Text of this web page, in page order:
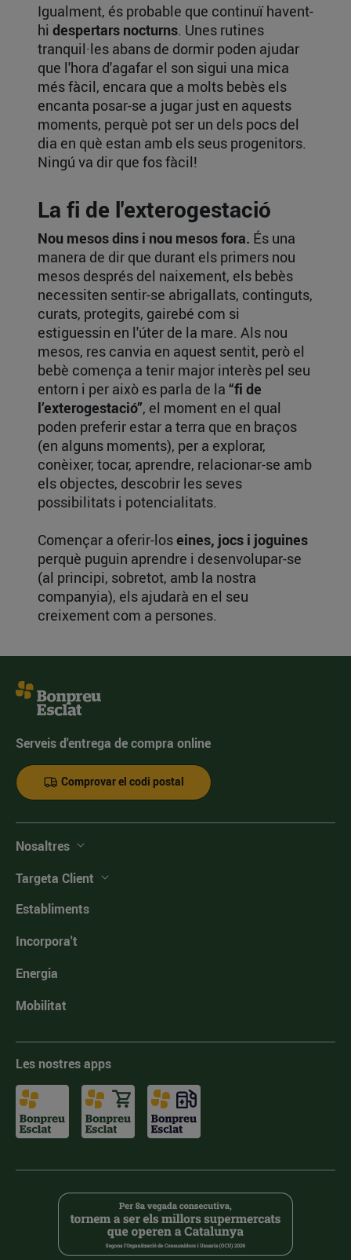
Igualment, és probable que continuï havent-
hi despertars nocturns. Unes rutines
tranquil·les abans de dormir poden ajudar
que l'hora d'agafar el son sigui una mica
més fàcil, encara que a molts bebès els
encanta posar-se a jugar just en aquests
moments, perquè pot ser un dels pocs del
dia en què estan amb els seus progenitors.
Ningú va dir que fos fàcil!
La fi de l'exterogestació
Nou mesos dins i nou mesos fora. És una
manera de dir que durant els primers nou
mesos després del naixement, els bebès
necessiten sentir-se abrigallats, continguts,
curats, protegits, gairebé com si
estiguessin en l'úter de la mare. Als nou
mesos, res canvia en aquest sentit, però el
bebè comença a tenir major interès pel seu
entorn i per això es parla de la “fi de
l’exterogestació”, el moment en el qual
poden preferir estar a terra que en braços
(en alguns moments), per a explorar,
conèixer, tocar, aprendre, relacionar-se amb
els objectes, descobrir les seves
possibilitats i potencialitats.
Començar a oferir-loseines, jocs i joguines
perquè puguin aprendre i desenvolupar-se
(al principi, sobretot, amb la nostra
companyia), els ajudarà en el seu
creixement com a persones.
Serveis d'entrega de compra online
Comprovar el codi postal
Nosaltres
Targeta Client
Establiments
Incorpora't
Energia
Mobilitat
Les nostres apps